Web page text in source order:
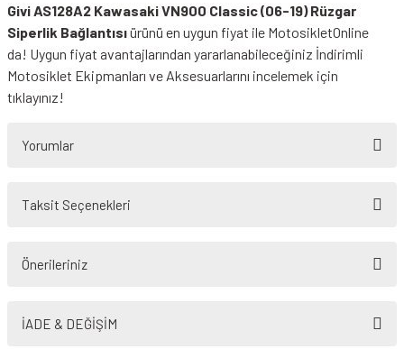
Givi AS128A2 Kawasaki VN900 Classic (06-19) Rüzgar
Siperlik Bağlantısıürünü en uygun fiyat ile MotosikletOnline
da! Uygun fiyat avantajlarından yararlanabileceğiniz İndirimli
Motosiklet Ekipmanları ve Aksesuarlarını incelemek için
tıklayınız!
Yorumlar
Taksit Seçenekleri
Önerileriniz
yetersiz gördüğünüz noktaları öneri formunu kullanarak tarafımıza
İADE & DEĞİŞİM